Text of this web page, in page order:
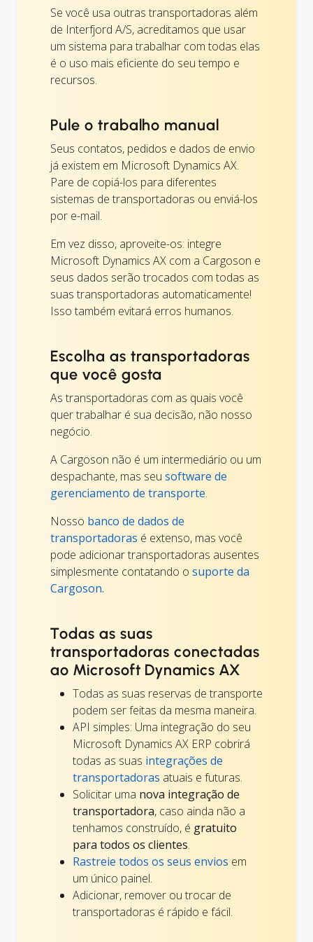
Se você usa outras transportadoras além
de Interfjord A/S, acreditamos que usar
um sistema para trabalhar com todas elas
é o uso mais eficiente do seu tempo e
recursos.
Pule o trabalho manual
Seus contatos, pedidos e dados de envio
já existem em Microsoft Dynamics AX.
Pare de copiá-los para diferentes
sistemas de transportadoras ou enviá-los
por e-mail.
Em vez disso, aproveite-os: integre
Microsoft Dynamics AX com a Cargoson e
seus dados serão trocados com todas as
suas transportadoras automaticamente!
Isso também evitará erros humanos.
Escolha as transportadoras
que você gosta
As transportadoras com as quais você
quer trabalhar é sua decisão, não nosso
negócio.
A Cargoson não é um intermediário ou um
despachante, mas seu software de
gerenciamento de transporte.
Nosso banco de dados de
transportadoras é extenso, mas você
pode adicionar transportadoras ausentes
simplesmente contatando o suporte da
Cargoson.
Todas as suas
transportadoras conectadas
ao Microsoft Dynamics AX
Todas as suas reservas de transporte
podem ser feitas da mesma maneira.
API simples: Uma integração do seu
Microsoft Dynamics AX ERP cobrirá
todas as suas integrações de
transportadoras atuais e futuras.
Solicitar uma nova integração de
transportadora, caso ainda não a
tenhamos construído, é gratuito
para todos os clientes.
Rastreie todos os seus envios em
um único painel.
Adicionar, remover ou trocar de
transportadoras é rápido e fácil.